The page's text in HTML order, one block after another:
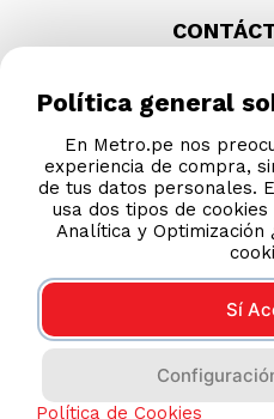
COMPRAS 100% SEGURAS
Esta tienda usa Niubiz para
electrónicas.
Política general
En Metro.pe nos
experiencia de compra,
de tus datos personales.
usa dos tipos de
Analítica y Optimización
Sí
Política de Cookies